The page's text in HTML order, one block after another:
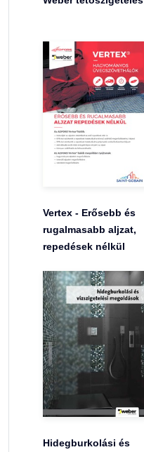
Vertex - Erősebb és
rugalmasabb aljzat,
repedések nélkül
Hidegburkolási és